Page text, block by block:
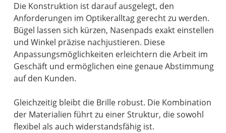
Die Konstruktion ist darauf ausgelegt, den
Anforderungen im Optikeralltag gerecht zu werden.
Bügel lassen sich kürzen, Nasenpads exakt einstellen
und Winkel präzise nachjustieren. Diese
Anpassungsmöglichkeiten erleichtern die Arbeit im
Geschäft und ermöglichen eine genaue Abstimmung
auf den Kunden.
Gleichzeitig bleibt die Brille robust. Die Kombination
der Materialien führt zu einer Struktur, die sowohl
flexibel als auch widerstandsfähig ist.